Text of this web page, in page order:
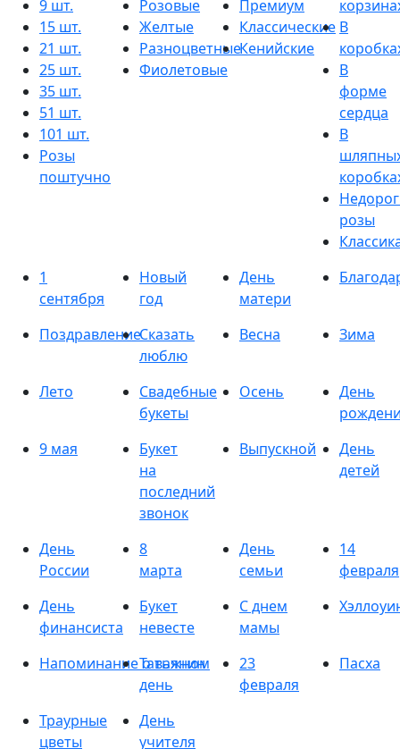
9 шт.
15 шт.
21 шт.
25 шт.
35 шт.
51 шт.
101 шт.
Розы
поштучно
Розовые
Желтые
Разноцветные
Фиолетовые
Премиум
Классические
Кенийские
В
В
форме
сердца
В
розы
1
сентября
Новый
год
День
матери
ПоздравлениеСказать
люблю
Весна Зима
Лето
Свадебные
букеты
Осень
День
9 мая
Букет
на
последний
звонок
Выпускной
День
детей
День
России
8
марта
День
семьи
14
февраля
День
финансиста
Букет
невесте
С днем
мамы
Напоминание о важном
Татьянин
день
23
февраля
Пасха
Траурные
цветы
День
учителя